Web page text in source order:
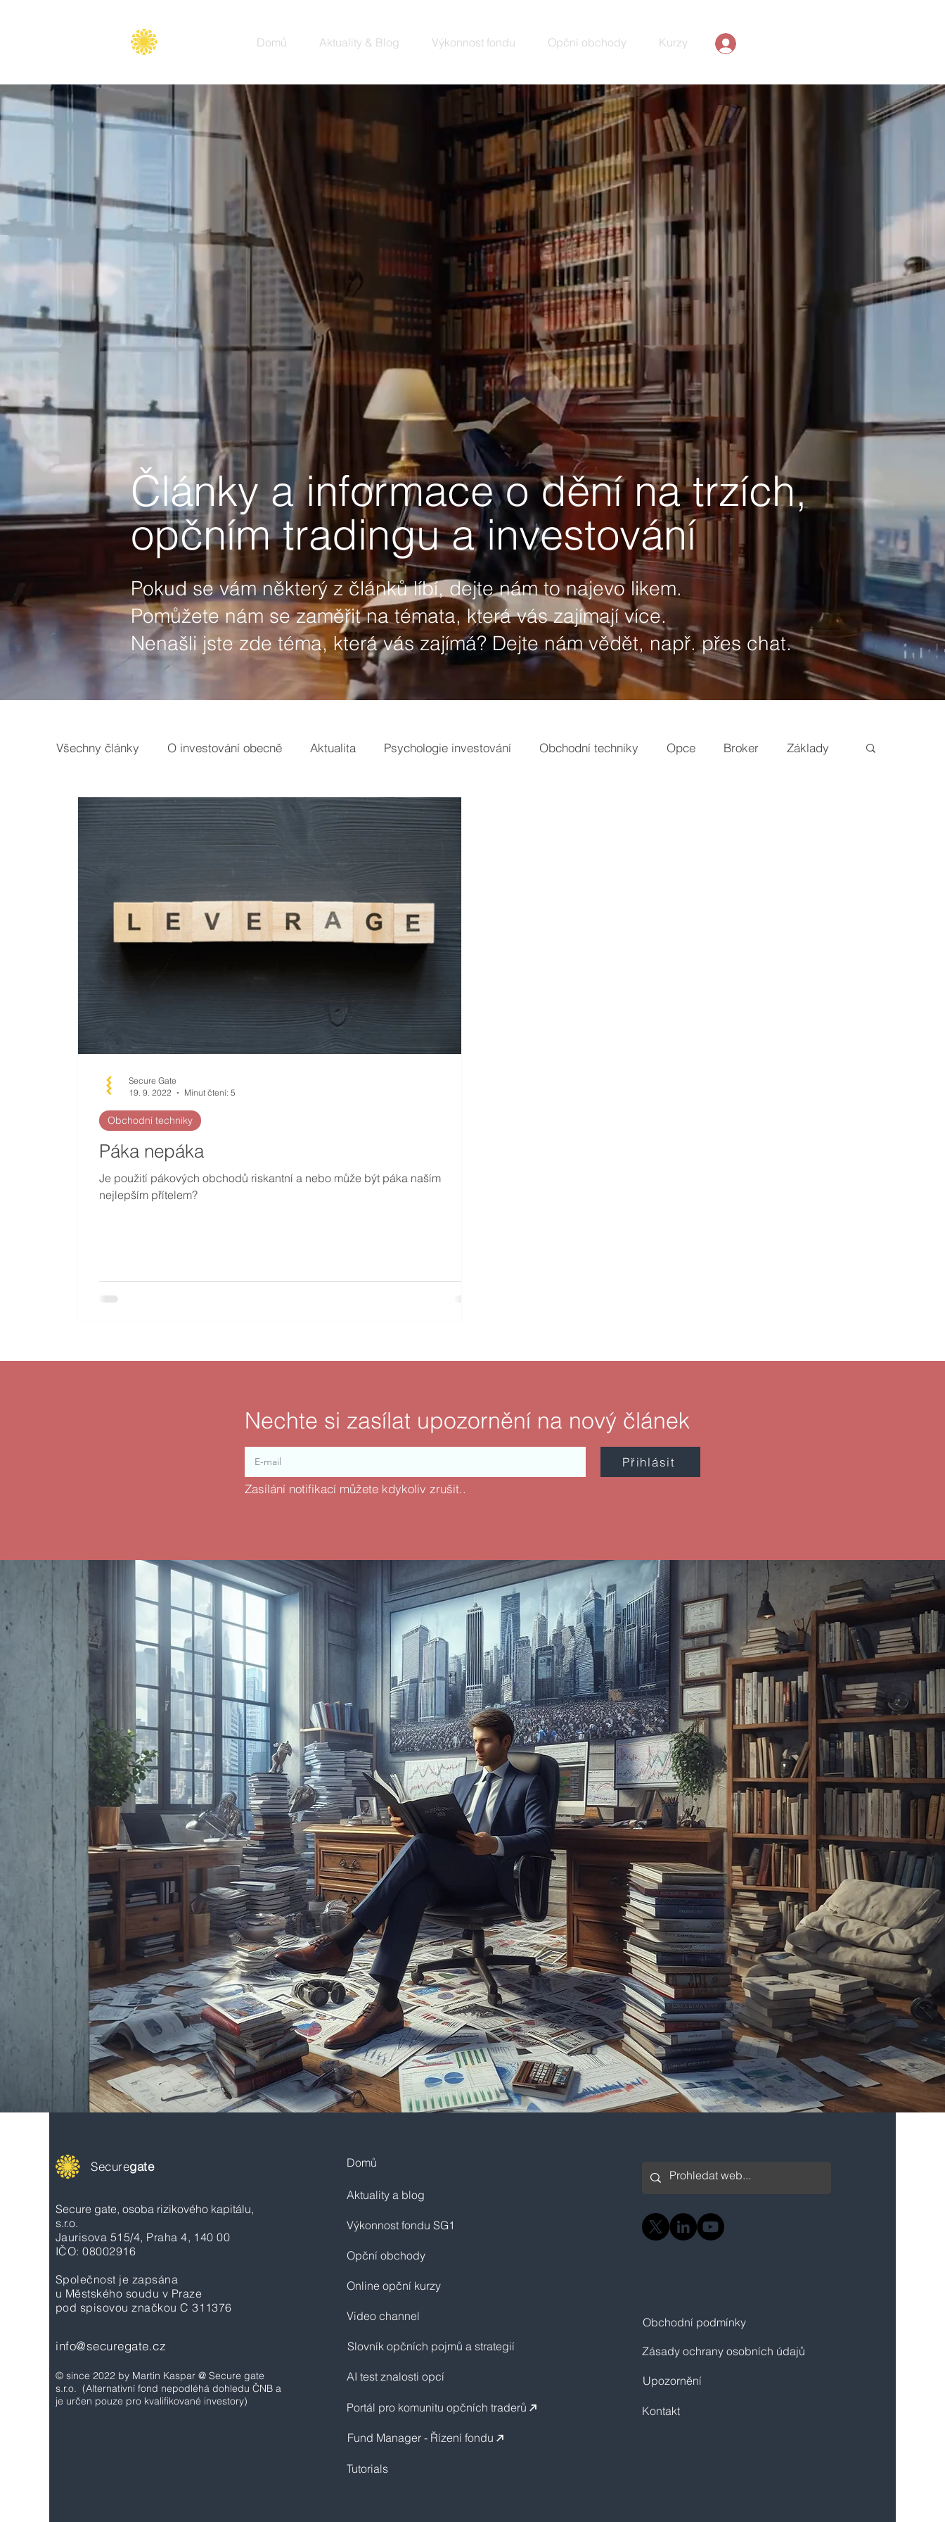
Domů Aktuality & Blog Výkonnost fondu Opční obchody Kurzy
Články a informace o dění na trzích,
opčním tradingu a investování
Pokud se vám některý z článků líbí, dejte nám to najevo likem.
Pomůžete nám se zaměřit na témata, která vás zajímají více.
Nenašli jste zde téma, která vás zajímá? Dejte nám vědět, např. přes chat.
Všechny články O investování obecně Aktualita Psychologie investování Obchodní techniky Opce Broker Základy
Earnings Tržní analýzy Pojmy
Páka nepáka
Je použití pákových obchodů riskantní a nebo může být páka naším
nejlepším přítelem?
Obchodní techniky
Secure Gate
19. 9. 2022
Minut čtení: 5
Nechte si zasílat upozornění na nový článek
Přihlásit
Zasílání notifikací můžete kdykoliv zrušit..
Securegate
Secure gate, osoba rizikového kapitálu,
s.r.o.
Jaurisova 515/4, Praha 4, 140 00
IČO: 08002916
Společnost je zapsána
u Městského soudu v Praze
pod spisovou značkou C 311376
info@securegate.cz
© since 2022 by Martin Kaspar @ Secure gate
s.r.o. (Alternativní fond nepodléhá dohledu ČNB a
je určen pouze pro kvalifikované investory)
Domů
Aktuality a blog
Výkonnost fondu SG1
Opční obchody
Online opční kurzy
Video channel
Slovník opčních pojmů a strategií
AI test znalosti opcí
Portál pro komunitu opčních traderů ↗︎
Fund Manager - Řízení fondu ↗︎
Tutorials
Obchodní podmínky
Zásady ochrany osobních údajů
Upozornění
Kontakt